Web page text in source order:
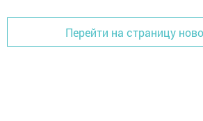
Перейти на страницу